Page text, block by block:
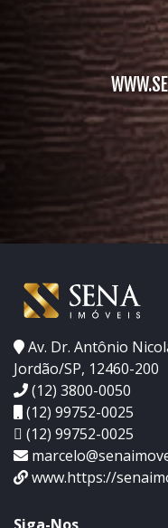
Av. Dr. Antônio
Jordão/SP, 12460-200
(12) 3800-0050
(12) 99752-0025
(12) 99752-0025
www.https://